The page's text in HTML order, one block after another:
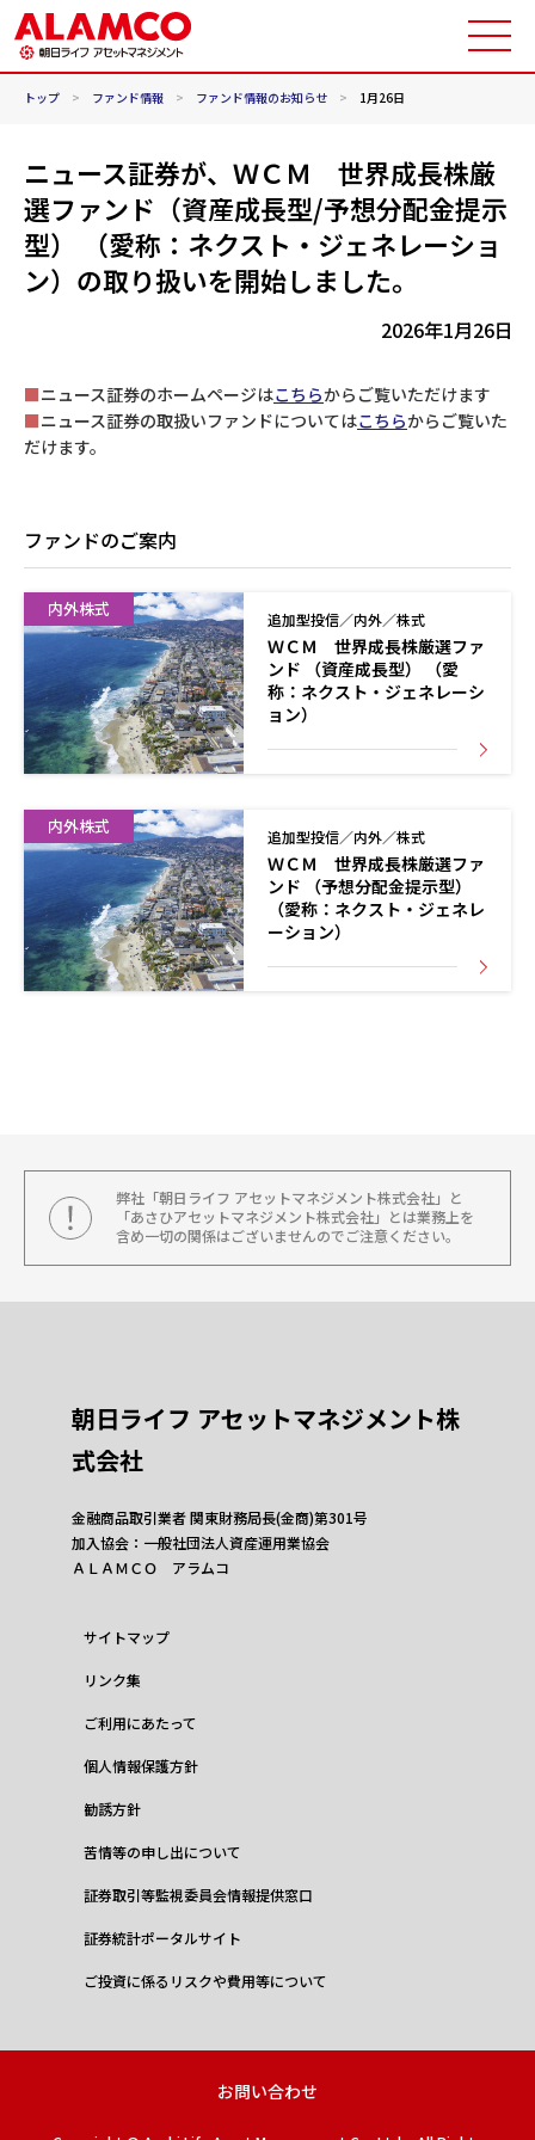
トップ > ファンド情報 > ファンド情報のお知らせ > 1月26日
ニュース証券が、ＷＣＭ 世界成長株厳
選ファンド（資産成長型/予想分配金提示
型） （愛称：ネクスト・ジェネレーショ
ン）の取り扱いを開始しました。
2026年1月26日
■ニュース証券のホームページはこちらからご覧いただけます
■ニュース証券の取扱いファンドについてはこちらからご覧いた
だけます。
ファンドのご案内
内外株式 追加型投信／内外／株式
ＷＣＭ 世界成長株厳選ファ
ンド （資産成長型） （愛
称：ネクスト・ジェネレーシ
ョン）
内外株式 追加型投信／内外／株式
ＷＣＭ 世界成長株厳選ファ
ンド （予想分配金提示型）
（愛称：ネクスト・ジェネレ
ーション）
弊社「朝日ライフ アセットマネジメント株式会社」と
「あさひアセットマネジメント株式会社」とは業務上を
含め一切の関係はございませんのでご注意ください。
朝日ライフ アセットマネジメント株
式会社
金融商品取引業者 関東財務局長(金商)第301号
加入協会：一般社団法人資産運用業協会
ＡＬＡＭＣＯ アラムコ
サイトマップ
リンク集
ご利用にあたって
個人情報保護方針
勧誘方針
苦情等の申し出について
証券取引等監視委員会情報提供窓口
証券統計ポータルサイト
ご投資に係るリスクや費用等について
お問い合わせ